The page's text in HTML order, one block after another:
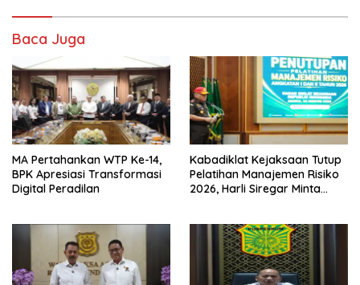
Baca Juga
MA Pertahankan WTP Ke-14,
BPK Apresiasi Transformasi
Digital Peradilan
Kabadiklat Kejaksaan Tutup
Pelatihan Manajemen Risiko
2026, Harli Siregar Minta